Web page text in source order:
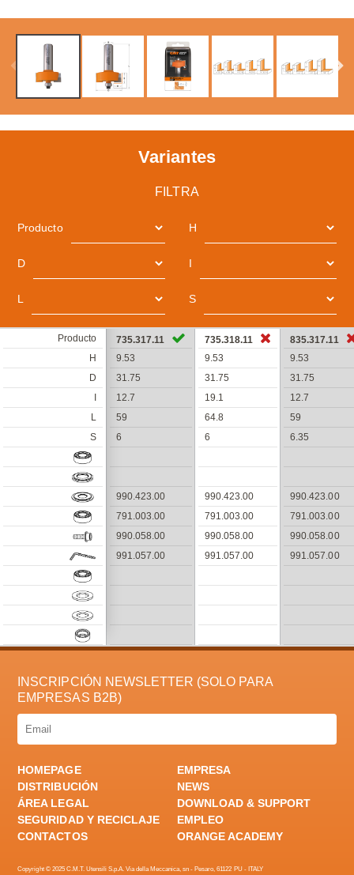
Variantes
FILTRA
Producto H
D I
L S
Producto
H
D
L
S
735.317.11
9.53
31.75
12.7
59
6
990.423.00
791.003.00
990.058.00
991.057.00
735.318.11
9.53
31.75
19.1
64.8
6
990.423.00
791.003.00
990.058.00
991.057.00
835.317.11
9.53
31.75
12.7
59
6.35
990.423.00
791.003.00
990.058.00
991.057.00
INSCRIPCIÓN NEWSLETTER (SOLO PARA
EMPRESAS B2B)
HOMEPAGE
EMPRESA
DISTRIBUCIÓN
NEWS
ÁREA LEGAL
DOWNLOAD & SUPPORT
SEGURIDAD Y RECICLAJE
EMPLEO
CONTACTOS
ORANGE ACADEMY
Copyright © 2025 C.M.T. Utensili S.p.A. Via della Meccanica, sn - Pesaro, 61122 PU - ITALY